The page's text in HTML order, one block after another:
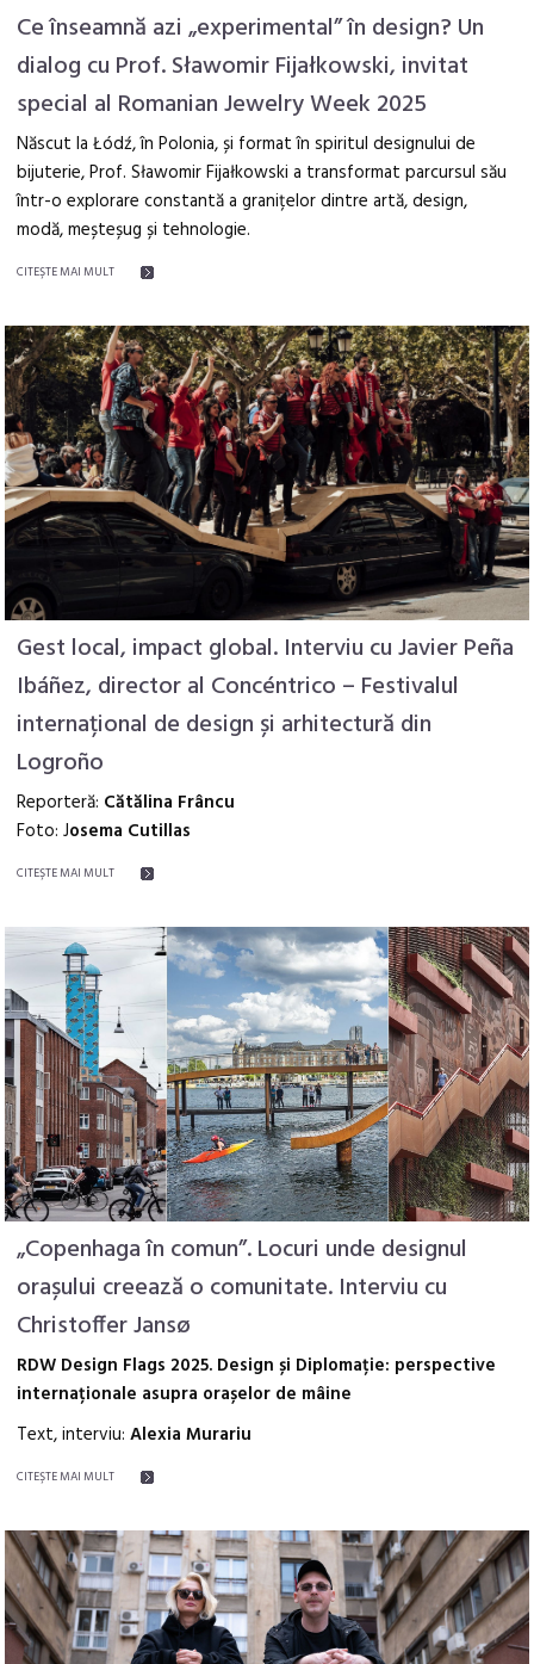
Ce înseamnă azi „experimental” în design? Un
dialog cu Prof. Sławomir Fijałkowski, invitat
special al Romanian Jewelry Week 2025
Născut la Łódź, în Polonia, și format în spiritul designului de
bijuterie, Prof. Sławomir Fijałkowski a transformat parcursul său
într-o explorare constantă a granițelor dintre artă, design,
modă, meșteșug și tehnologie.
CITEŞTE MAI MULT
Gest local, impact global. Interviu cu Javier Peña
Ibáñez, director al Concéntrico – Festivalul
internațional de design și arhitectură din
Logroño
Reporteră: Cătălina Frâncu
Foto: Josema Cutillas
CITEŞTE MAI MULT
„Copenhaga în comun”. Locuri unde designul
orașului creează o comunitate. Interviu cu
Christoffer Jansø
RDW Design Flags 2025. Design și Diplomație: perspective
internaționale asupra orașelor de mâine
Text, interviu:Alexia Murariu
CITEŞTE MAI MULT